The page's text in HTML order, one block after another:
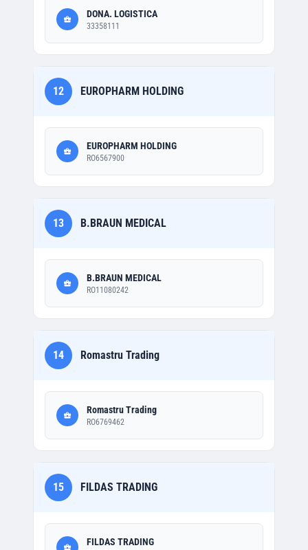
DONA. LOGISTICA
33358111
12 EUROPHARM HOLDING
EUROPHARM HOLDING
RO6567900
13 B.BRAUN MEDICAL
B.BRAUN MEDICAL
RO11080242
14 Romastru Trading
Romastru Trading
RO6769462
15 FILDAS TRADING
FILDAS TRADING